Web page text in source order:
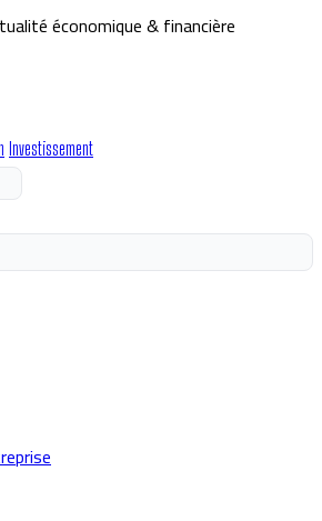
économique & financière
Investissement